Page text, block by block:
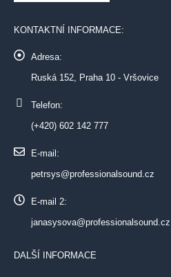
KONTAKTNÍ INFORMACE:
Adresa:
Ruská 152, Praha 10 - Vršovice
Telefon:
(+420) 602 142 777
E-mail:
petrsys@professionalsound.cz
E-mail 2:
janasysova@professionalsound.cz
DALŠÍ INFORMACE